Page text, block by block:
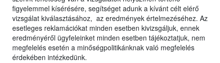
figyelemmel kísérésére, segítséget adunk a kívánt célt elérő
vizsgálat kiválasztásához, az eredmények értelmezéséhez. Az
esetleges reklamációkat minden esetben kivizsgáljuk, ennek
eredményéről ügyfeleinket minden esetben tájékoztatjuk, nem
megfelelés esetén a minőségpolitikánknak való megfelelés
érdekében intézkedünk.